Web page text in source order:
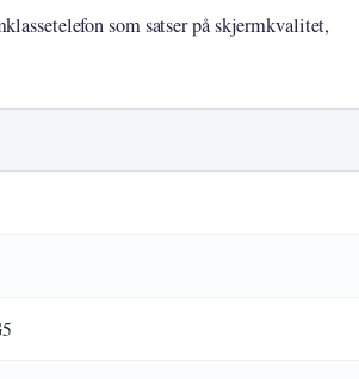
som satser på skjermkvalitet,